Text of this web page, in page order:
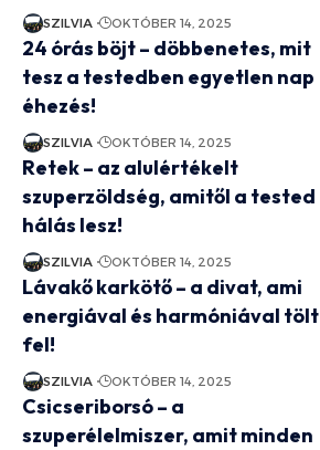
SZILVIA OKTÓBER 14, 2025
24 órás böjt – döbbenetes, mit
tesz a testedben egyetlen nap
éhezés!
SZILVIA OKTÓBER 14, 2025
Retek – az alulértékelt
szuperzöldség, amitől a tested
hálás lesz!
SZILVIA OKTÓBER 14, 2025
Lávakő karkötő – a divat, ami
energiával és harmóniával tölt
fel!
SZILVIA OKTÓBER 14, 2025
Csicseriborsó – a
szuperélelmiszer, amit minden